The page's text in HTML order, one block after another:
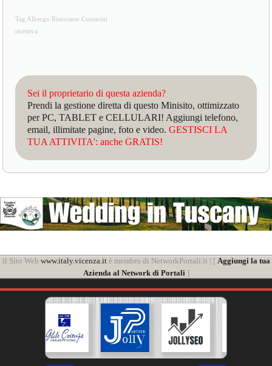
Tag Albergo Ristorante Contarini
ricettiva
Sei il proprietario di questa azienda?
Prendi la gestione diretta di questo Minisito, ottimizzato
per PC, TABLET e CELLULARI! Aggiungi telefono,
email, illimitate pagine, foto e video.GESTISCI LA
TUA ATTIVITA': anche GRATIS!
il Sito Web www.italy.vicenza.itè membro di NetworkPortali.it | [ Aggiungi la tua
Azienda al Network di Portali]